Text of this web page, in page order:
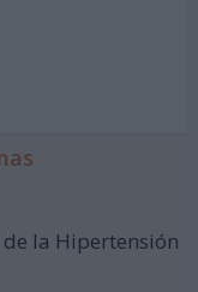
la Hipertensión